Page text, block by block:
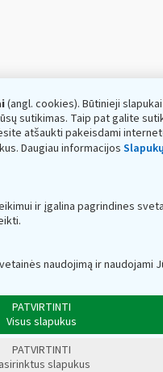
(angl. cookies). Būtinieji
sutikimas. Taip pat galite
atšaukti pakeisdami
Daugiau informacijos
ir įgalina pagrindines
naudojimą ir naudojami
PATVIRTINTI
Visus slapukus
PATVIRTINTI
slapukus